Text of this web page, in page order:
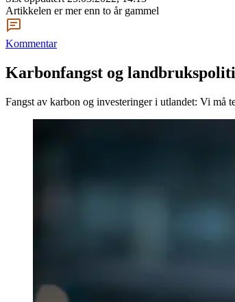
Artikkelen er mer enn to år gammel
Kommentar
Karbonfangst og
Fangst av karbon og investeringer i utlandet: Vi må